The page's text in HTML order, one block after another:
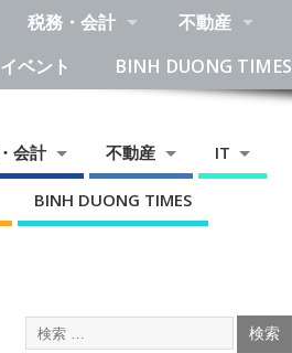
税務・会計 不動産
イベント BINH DUONG TIMES
会計 不動産 IT
BINH DUONG TIMES